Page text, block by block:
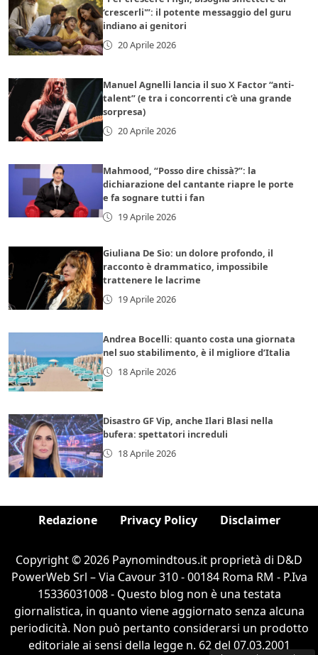
‘crescerli'”: il potente messaggio del guru
indiano ai genitori
20 Aprile 2026
Manuel Agnelli lancia il suo X Factor “anti-
talent” (e tra i concorrenti c’è una grande
sorpresa)
20 Aprile 2026
Mahmood, “Posso dire chissà?”: la
dichiarazione del cantante riapre le porte
e fa sognare tutti i fan
19 Aprile 2026
Giuliana De Sio: un dolore profondo, il
racconto è drammatico, impossibile
trattenere le lacrime
19 Aprile 2026
Andrea Bocelli: quanto costa una giornata
nel suo stabilimento, è il migliore d’Italia
18 Aprile 2026
Disastro GF Vip, anche Ilari Blasi nella
bufera: spettatori increduli
18 Aprile 2026
Redazione Privacy Policy Disclaimer
Copyright © 2026 Paynomindtous.it proprietà di D&D
PowerWeb Srl – Via Cavour 310 - 00184 Roma RM - P.Iva
15336031008 - Questo blog non è una testata
giornalistica, in quanto viene aggiornato senza alcuna
periodicità. Non può pertanto considerarsi un prodotto
editoriale ai sensi della legge n. 62 del 07.03.2001